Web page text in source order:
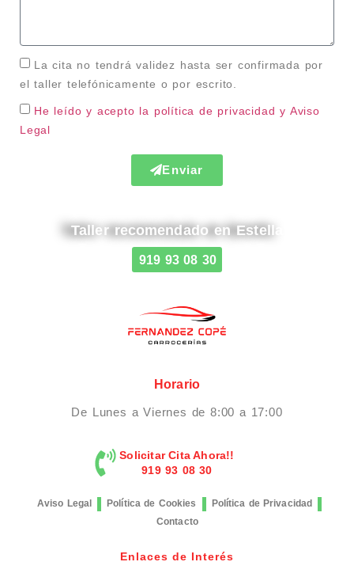
La cita no tendrá validez hasta ser confirmada por
el taller telefónicamente o por escrito.
He leído y acepto la política de privacidad y Aviso
Legal
Enviar
Taller recomendado en Estella
919 93 08 30
Horario
De Lunes a Viernes de 8:00 a 17:00
Solicitar Cita Ahora!!
919 93 08 30
Aviso Legal Política de Cookies
Política de Privacidad
Contacto
Enlaces de Interés